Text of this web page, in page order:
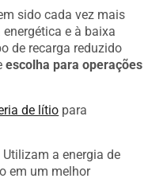
sido cada vez mais
e à baixa
de recarga reduzido
escolha para operações
de lítio
Utilizam a energia de
em um melhor